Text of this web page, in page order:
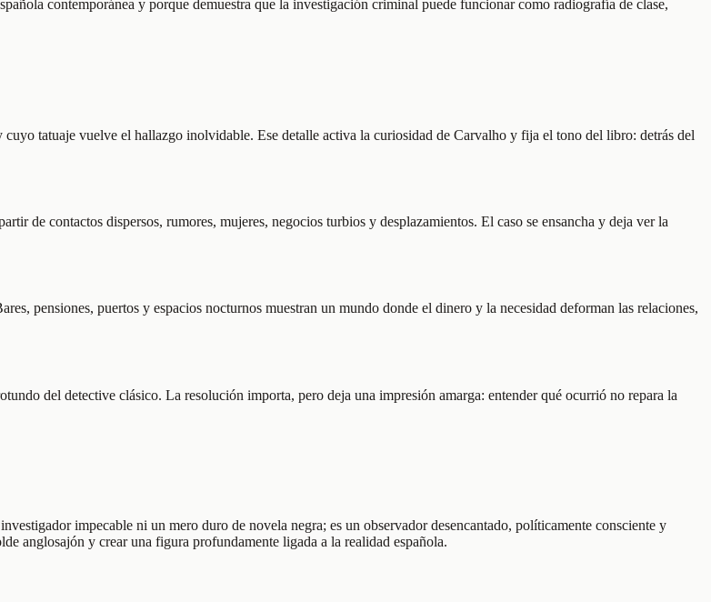
contemporánea y porque demuestra que la investigación criminal puede funcionar como radiografía de clase,
tatuaje vuelve el hallazgo inolvidable. Ese detalle activa la curiosidad de Carvalho y fija el tono del libro: detrás del
de contactos dispersos, rumores, mujeres, negocios turbios y desplazamientos. El caso se ensancha y deja ver la
pensiones, puertos y espacios nocturnos muestran un mundo donde el dinero y la necesidad deforman las relaciones,
del detective clásico. La resolución importa, pero deja una impresión amarga: entender qué ocurrió no repara la
impecable ni un mero duro de novela negra; es un observador desencantado, políticamente consciente y
anglosajón y crear una figura profundamente ligada a la realidad española.